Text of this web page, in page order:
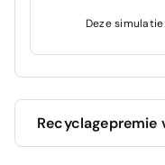
Deze
Recyclagepremie